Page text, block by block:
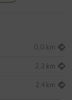
0,0 km
2,3 km
2,4 km